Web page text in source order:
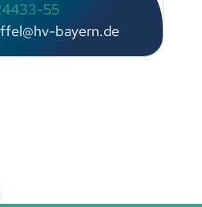
55
bayern.de